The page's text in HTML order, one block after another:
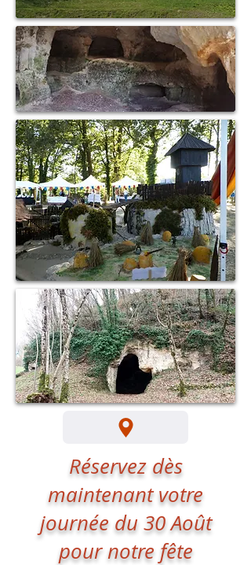
Réservez dès
maintenant votre
journée du 30 Août
pour notre fête